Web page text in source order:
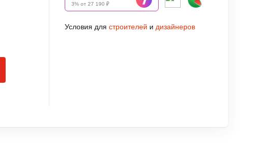
3% от 27 190 ₽
Условия для строителей и дизайнеров